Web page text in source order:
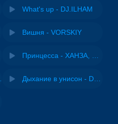
What's up - DJ.ILHAM
Вишня - VORSKIY